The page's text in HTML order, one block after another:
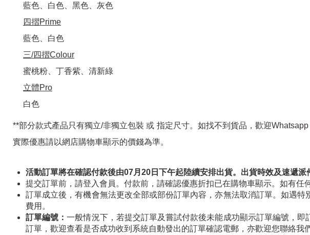
藍色、白色、黑色、灰色
四摺Prime
藍色、白色
三/四摺Colour
蜜桃粉、丁香紫、清新綠
立體Pro
白色
**部分款式產品只有獨立/非獨立包裝 或 指定尺寸。如找不到貨品，歡迎Whatsapp
實際優惠請以網店購物車顯示的價錢為準。
活動訂單將在確認付款後由07月20日下午起陸續安排出貨。出貨時效及速遞
提交訂單前，請登入會員。付款前，請確認優惠折扣已在購物車顯示。如有任
訂單成立後，有機會無法更改全部或部份訂單內容，亦無法取消訂單。如遇
費用。
訂單編號：一般情況下，若提交訂單及嘗試付款後未能成功顯示訂單編號，
訂單，歡迎查看是否成功收到系統自動發出的訂單確認電郵，亦歡迎您聯絡我們